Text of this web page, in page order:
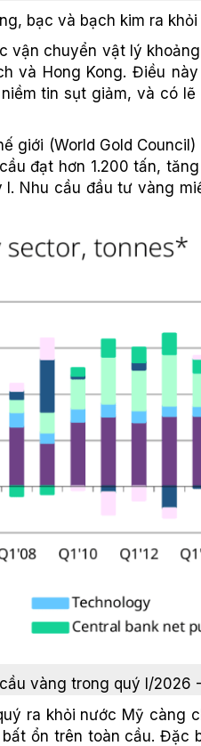
bạc và bạch kim ra khỏi
vận chuyển vật lý
và Hong Kong. Điều
tin sụt giảm, và có
giới (World Gold
đạt hơn 1.200 tấn,
Nhu cầu đầu tư vàng
vàng trong quý I/2026
ra khỏi nước Mỹ càng
ổn trên toàn cầu.